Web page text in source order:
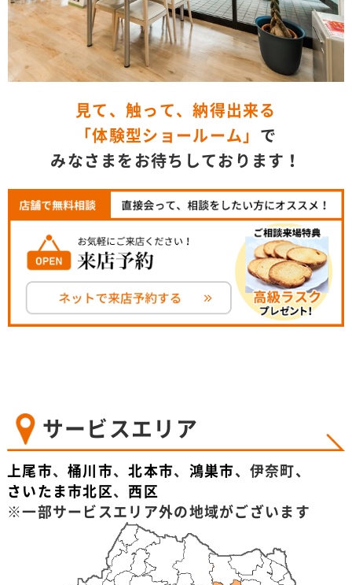
見て、触って、納得出来る
「体験型ショールーム」 で
みなさまをお待ちしております！
サービスエリア
上尾市、桶川市、北本市、 鴻巣市、伊奈町、
さいたま市北区、 西区
※一部サービスエリア外の地域がございます